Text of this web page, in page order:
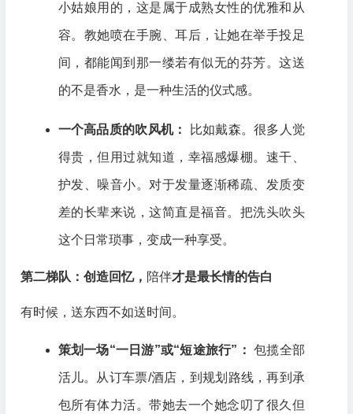
小姑娘用的，这是属于成熟女性的优雅和从
容。教她喷在手腕、耳后，让她在举手投足
间，都能闻到那一缕若有似无的芬芳。这送
的不是香水，是一种生活的仪式感。
一个高品质的吹风机： 比如戴森。很多人觉
得贵，但用过就知道，幸福感爆棚。速干、
护发、噪音小。对于发量逐渐稀疏、发质变
差的长辈来说，这简直是福音。把洗头吹头
这个日常琐事，变成一种享受。
第二梯队：创造回忆， 陪伴才是最长情的告白
有时候，送东西不如送时间。
策划一场“一日游”或“短途旅行”：包揽全部
活儿。从订车票/酒店，到规划路线，再到承
包所有体力活。带她去一个她念叨了很久但